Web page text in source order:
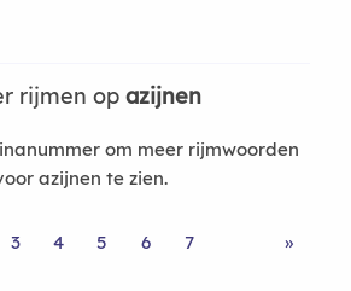
rijmen opazijnen
om meer rijmwoorden
azijnen te zien.
3 4 5 6 7 »